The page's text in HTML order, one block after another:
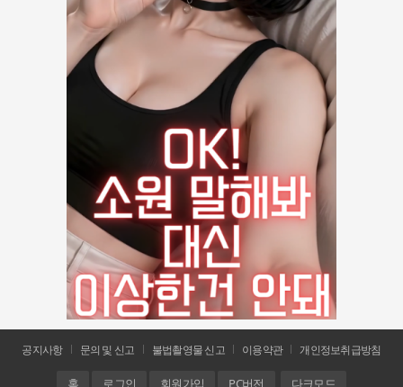
공지사항 문의 및 신고 불법촬영물 신고 이용약관 개인정보취급방침
홈 로그인 회원가입 PC버전 다크모드